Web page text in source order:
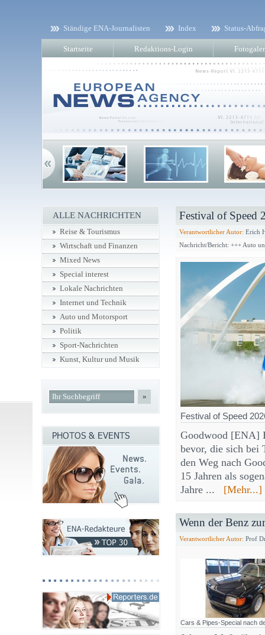
Ständige ENA-Journalisten Index Status-
Startseite Redaktions-Login
Festival of Speed
Verantwortlicher Autor: Erich
Nachricht/Bericht: +++ Auto
Festival of Speed
Goodwood [ENA]
bevor, die sich bei
den Weg nach
15 Jahren als
Jahre ... [Mehr...]
Wenn der Benz
Verantwortlicher Autor: Prof
Cars & Pipes-Special nach
ALLE NACHRICHTEN
Reise & Tourismus
Wirtschaft und Finanzen
Mixed News
Special interest
Lokale Nachrichten
Internet und Technik
Auto und Motorsport
Politik
Sport-Nachrichten
Kunst, Kultur und Musik
»